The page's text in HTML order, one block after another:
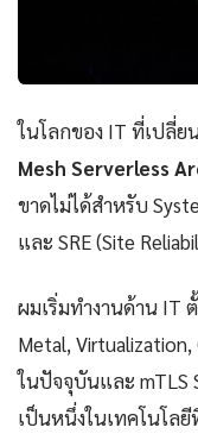
ในโลกของ IT ที่เปลี่ย
Mesh Serverless
ขาดไม่ได้สำหรับ
และ SRE (Site
ผมเริ่มทำงานด้าน IT
Metal,
ในปัจจุบันและ mTLS
เป็นหนึ่งในเทคโนโล